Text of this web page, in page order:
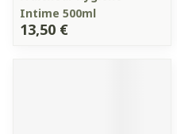
Intime 500ml
13,50 €